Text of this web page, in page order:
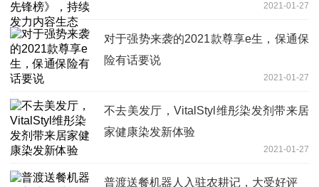
2021-01-27
对于强势来袭的2021款尊享e生，保通保
险有话要说
2021-01-27
不去美发厅，VitalStyl维彤染发剂带来居
家健康染发新体验
2021-01-27
普渡送餐机器人入驻农耕记，大受好评